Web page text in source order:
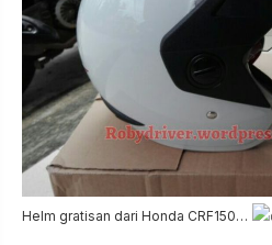
Helm gratisan dari Honda CRF150…